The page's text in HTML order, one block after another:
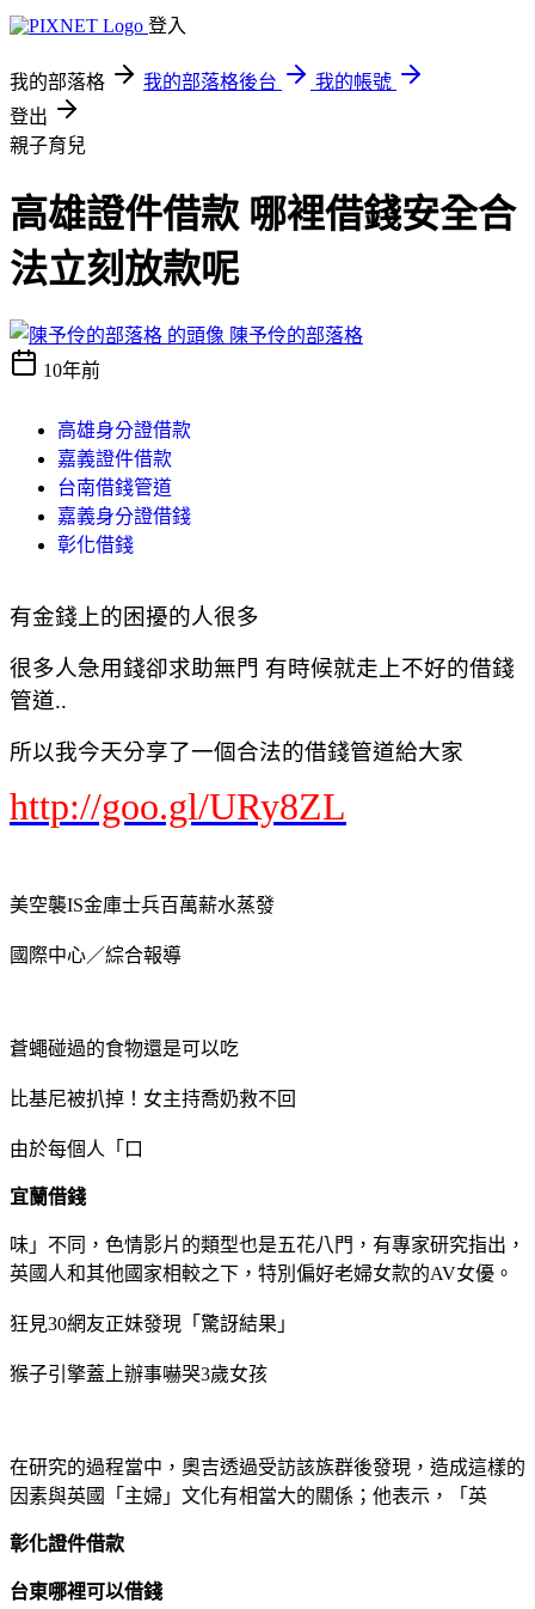
登入
我的部落格 我的部落格後台
我的帳號
登出
親子育兒
高雄證件借款 哪裡借錢安全合
法立刻放款呢
陳予伶的部落格
10年前
高雄身分證借款
嘉義證件借款
台南借錢管道
嘉義身分證借錢
彰化借錢
有金錢上的困擾的人很多
很多人急用錢卻求助無門 有時候就走上不好的借錢
管道..
所以我今天分享了一個合法的借錢管道給大家
http://goo.gl/URy8ZL
美空襲IS金庫士兵百萬薪水蒸發
國際中心／綜合報導
蒼蠅碰過的食物還是可以吃
比基尼被扒掉！女主持喬奶救不回
由於每個人「口
宜蘭借錢
味」不同，色情影片的類型也是五花八門，有專家研究指出，
英國人和其他國家相較之下，特別偏好老婦女款的AV女優。
狂見30網友正妹發現「驚訝結果」
猴子引擎蓋上辦事嚇哭3歲女孩
在研究的過程當中，奧吉透過受訪該族群後發現，造成這樣的
因素與英國「主婦」文化有相當大的關係；他表示，「英
彰化證件借款
台東哪裡可以借錢